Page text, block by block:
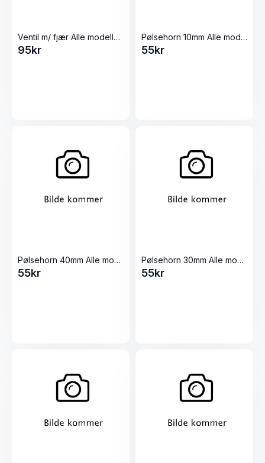
Ventil m/ fjær Alle modeller Pølsestappere
95kr
Pølsehorn 10mm Alle modeller Pølsestappere
55kr
Pølsehorn 40mm Alle modeller Pølsestappere
55kr
Pølsehorn 30mm Alle modeller Pølsestappere
55kr